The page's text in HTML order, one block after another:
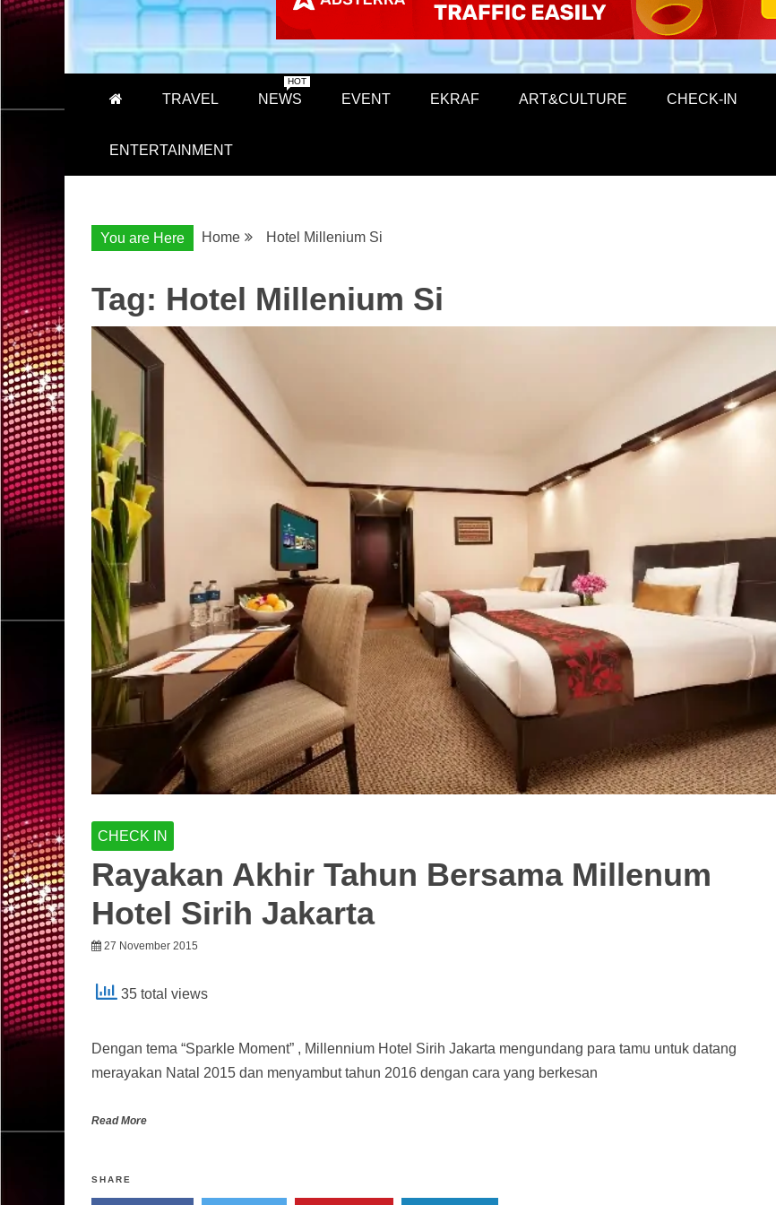
TRAVEL NEWS
HOT
EVENT EKRAF ART&CULTURE CHECK-IN
ENTERTAINMENT
You are Here Home Hotel Millenium Si
Tag: Hotel Millenium Si
CHECK IN
Rayakan Akhir Tahun Bersama Millenum
Hotel Sirih Jakarta
27 November 2015
35 total views
Dengan tema “Sparkle Moment” , Millennium Hotel Sirih Jakarta mengundang para tamu untuk datang
merayakan Natal 2015 dan menyambut tahun 2016 dengan cara yang berkesan
Read More
SHARE